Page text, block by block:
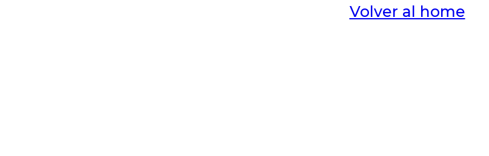
Volver al home